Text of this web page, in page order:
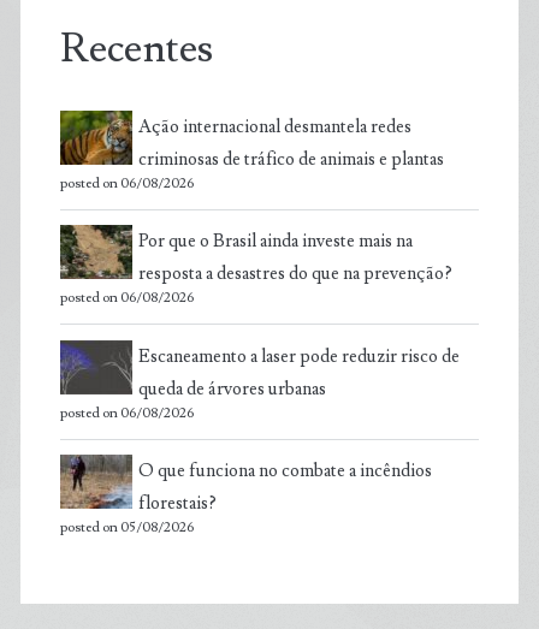
Recentes
Ação internacional desmantela redes
criminosas de tráfico de animais e plantas
posted on 06/08/2026
Por que o Brasil ainda investe mais na
resposta a desastres do que na prevenção?
posted on 06/08/2026
Escaneamento a laser pode reduzir risco de
queda de árvores urbanas
posted on 06/08/2026
O que funciona no combate a incêndios
florestais?
posted on 05/08/2026